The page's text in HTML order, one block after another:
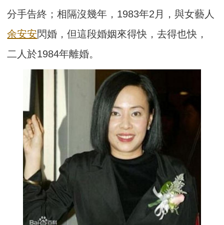
分手告終；相隔沒幾年，1983年2月，與女藝人
余安安閃婚，但這段婚姻來得快，去得也快，
二人於1984年離婚。